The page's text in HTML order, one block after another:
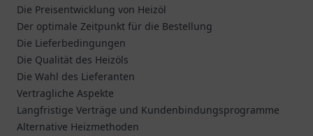
Die Preisentwicklung von Heizöl
Der optimale Zeitpunkt für die Bestellung
Die Lieferbedingungen
Die Qualität des Heizöls
Die Wahl des Lieferanten
Vertragliche Aspekte
Langfristige Verträge und Kundenbindungsprogramme
Alternative Heizmethoden